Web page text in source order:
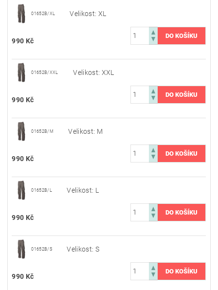
01652B/XL Velikost: XL
990 Kč
01652B/XXL Velikost: XXL
990 Kč
01652B/M Velikost: M
990 Kč
01652B/L Velikost: L
990 Kč
01652B/S Velikost: S
990 Kč